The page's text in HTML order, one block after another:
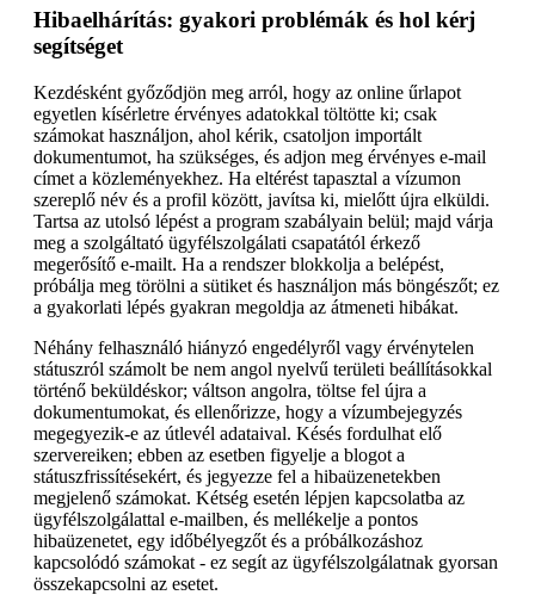
Hibaelhárítás: gyakori problémák és hol kérj
segítséget
Kezdésként győződjön meg arról, hogy az online űrlapot
egyetlen kísérletre érvényes adatokkal töltötte ki; csak
számokat használjon, ahol kérik, csatoljon importált
dokumentumot, ha szükséges, és adjon meg érvényes e-mail
címet a közleményekhez. Ha eltérést tapasztal a vízumon
szereplő név és a profil között, javítsa ki, mielőtt újra elküldi.
Tartsa az utolsó lépést a program szabályain belül; majd várja
meg a szolgáltató ügyfélszolgálati csapatától érkező
megerősítő e-mailt. Ha a rendszer blokkolja a belépést,
próbálja meg törölni a sütiket és használjon más böngészőt; ez
a gyakorlati lépés gyakran megoldja az átmeneti hibákat.
Néhány felhasználó hiányzó engedélyről vagy érvénytelen
státuszról számolt be nem angol nyelvű területi beállításokkal
történő beküldéskor; váltson angolra, töltse fel újra a
dokumentumokat, és ellenőrizze, hogy a vízumbejegyzés
megegyezik-e az útlevél adataival. Késés fordulhat elő
szervereiken; ebben az esetben figyelje a blogot a
státuszfrissítésekért, és jegyezze fel a hibaüzenetekben
megjelenő számokat. Kétség esetén lépjen kapcsolatba az
ügyfélszolgálattal e-mailben, és mellékelje a pontos
hibaüzenetet, egy időbélyegzőt és a próbálkozáshoz
kapcsolódó számokat - ez segít az ügyfélszolgálatnak gyorsan
összekapcsolni az esetet.